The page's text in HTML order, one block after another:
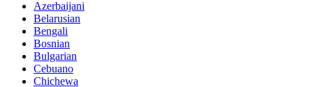
Azerbaijani
Belarusian
Bengali
Bosnian
Bulgarian
Cebuano
Chichewa